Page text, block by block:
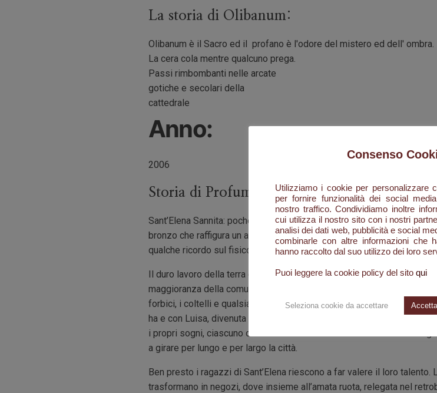
La storia di Olibanum:
Olibanum è il Sacro ed il profano è l'odore del mistero ed dell' ombra.
La cera cola mentre qualcuno prega.
Passi rimbombanti nelle arcate
gotiche e secolari della
cattedrale
Anno:
2006
Storia di Profumum Roma:
Sant’Elena Sannita: poche case tutte diverse fra loro,
bronzo che raffigura un arrotino d’altri tempi. Da qui inizia la storia di
qualche ricordo sul fisico, per riabbracciare papà Giuseppe e mamma
Il duro lavoro della terra e qualche capo di bestiame, erano state e
maggioranza della comunità santelenese: ma molti di quei ragazzi
forbici, i coltelli e qualsiasi strumento da taglio e di lama tornavano
ha e con Luisa, divenuta sua moglie, decidono di partire per Roma.
i propri sogni, ciascuno di loro con una bicicletta attrezzata alla
a girare per lungo e per largo la città.
Ben presto i ragazzi di Sant’Elena riescono a far valere il loro
trasformano in negozi, dove insieme all’amata ruota, relegata nel
Consenso
Utilizziamo i cookie per personalizzare
per fornire funzionalità dei social
nostro traffico. Condividiamo inoltre
cui utilizza il nostro sito con i nostri
analisi dei dati web, pubblicità e social
combinarle con altre informazioni che
hanno raccolto dal suo utilizzo dei loro
Puoi leggere la cookie policy del sito qui
Seleziona cookie da accettare